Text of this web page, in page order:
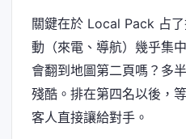
關鍵在於 Local Pack 占
動（來電、導航）幾乎集
會翻到地圖第二頁嗎？多
殘酷。排在第四名以後，
客人直接讓給對手。